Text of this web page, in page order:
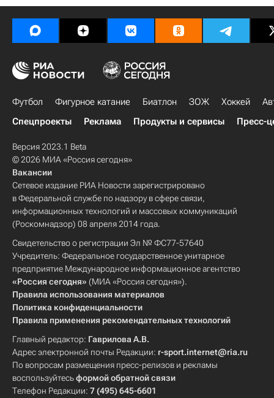
Футбол Фигурное катание Биатлон ЗОЖ Хоккей
Спецпроекты
Реклама Продукты и сервисы Пресс-
Версия 2023.1 Beta
© 2026 МИА «Россия сегодня»
Вакансии
Сетевое издание РИА Новости зарегистрировано
в Федеральной службе по надзору в сфере связи,
информационных технологий и массовых коммуникаций
(Роскомнадзор) 08 апреля 2014 года.
Свидетельство о регистрации Эл № ФС77-57640
Учредитель: Федеральное государственное унитарное
предприятие Международное информационное агентство
«Россия сегодня» (МИА «Россия сегодня»).
Правила использования материалов
Политика конфиденциальности
Правила применения рекомендательных технологий
Главный редактор: Гаврилова А.В.
Адрес электронной почты Редакции: r-sport.internet@ria.ru
По вопросам размещения пресс-релизов и рекламы
воспользуйтесьформой обратной связи
Телефон Редакции: 7 (495) 645-6601